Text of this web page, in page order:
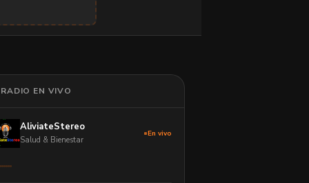
RADIO EN VIVO
AliviateStereo
Salud & Bienestar
En vivo